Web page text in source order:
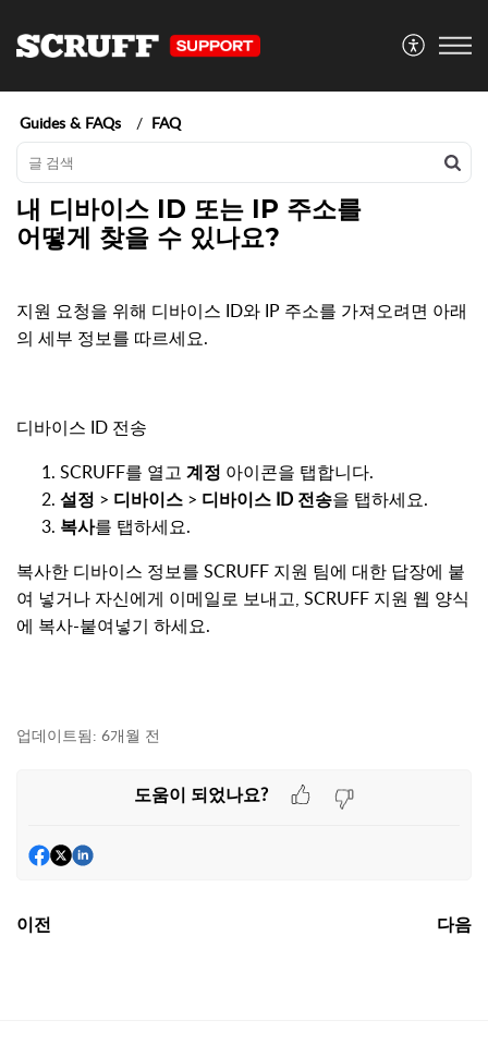
Guides & FAQs FAQ
내 디바이스 ID 또는 IP 주소를
어떻게 찾을 수 있나요?
지원 요청을 위해 디바이스 ID와 IP 주소를 가져오려면 아래
의 세부 정보를 따르세요.
디바이스 ID 전송
SCRUFF를 열고 계정 아이콘을 탭합니다.
설정 > 디바이스 > 디바이스 ID 전송을 탭하세요.
복사를 탭하세요.
복사한 디바이스 정보를 SCRUFF 지원 팀에 대한 답장에 붙
여 넣거나 자신에게 이메일로 보내고, SCRUFF 지원 웹 양식
에 복사-붙여넣기 하세요.
업데이트됨: 6개월 전
도움이 되었나요?
이전 다음